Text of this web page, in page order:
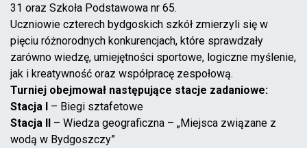
31 oraz Szkoła Podstawowa nr 65.
Uczniowie czterech bydgoskich szkół zmierzyli się w
pięciu różnorodnych konkurencjach, które sprawdzały
zarówno wiedzę, umiejętności sportowe, logiczne myślenie,
jak i kreatywność oraz współpracę zespołową.
Turniej obejmował następujące stacje zadaniowe:
Stacja I – Biegi sztafetowe
Stacja II – Wiedza geograficzna – „Miejsca związane z
wodą w Bydgoszczy”